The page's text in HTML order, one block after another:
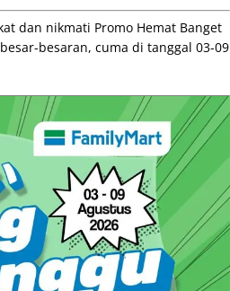
dan nikmati Promo Hemat Banget
besaran, cuma di tanggal 03-09